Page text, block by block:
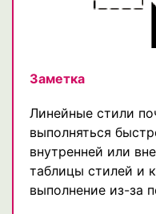
Заметка
Линейные стили
выполняться
внутренней или
таблицы стилей и
выполнение из-за